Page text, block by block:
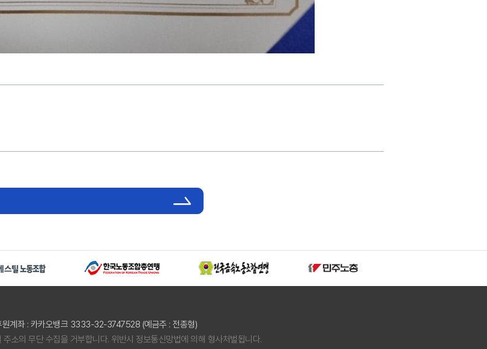
원계좌 : 카카오뱅크 3333-32-3747528 (예금주 : 전종형)
소의 무단 수집을 거부합니다. 위반시 정보통신망법에 의해 형사처벌됩니다.